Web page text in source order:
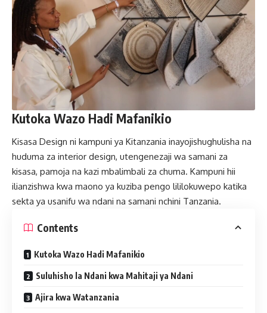
Kutoka Wazo Hadi Mafanikio
Kisasa Design ni kampuni ya Kitanzania inayojishughulisha na
huduma za interior design, utengenezaji wa samani za
kisasa, pamoja na kazi mbalimbali za chuma. Kampuni hii
ilianzishwa kwa maono ya kuziba pengo lililokuwepo katika
sekta ya usanifu wa ndani na samani nchini Tanzania.
Contents
Kutoka Wazo Hadi Mafanikio
Suluhisho la Ndani kwa Mahitaji ya Ndani
Ajira kwa Watanzania